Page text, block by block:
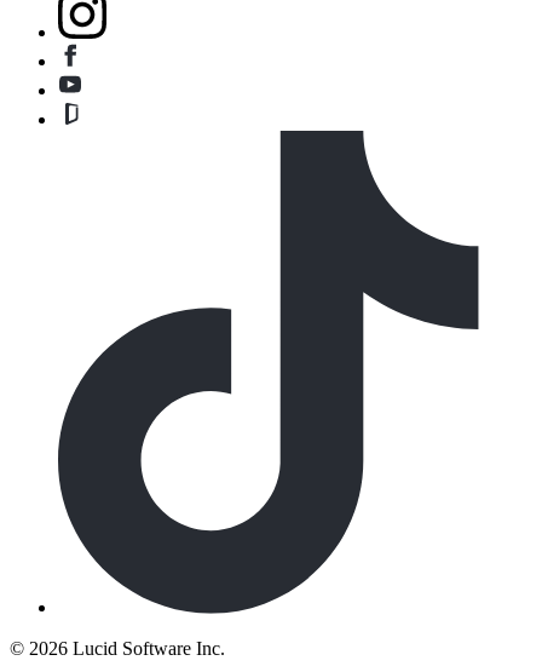
© 2026 Lucid Software Inc.